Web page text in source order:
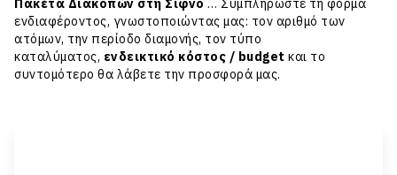
Πακέτα Διακοπών στη Σίφνο … Συμπληρώστε τη φόρμα
ενδιαφέροντος, γνωστοποιώντας μας: τον αριθμό των
ατόμων, την περίοδο διαμονής, τον τύπο
καταλύματος, ενδεικτικό κόστος / budget και το
συντομότερο θα λάβετε την προσφορά μας.